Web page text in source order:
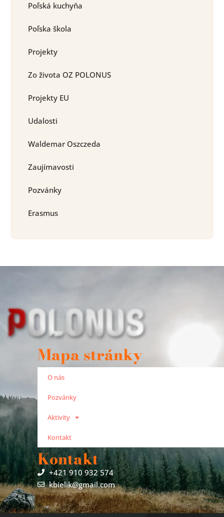
Poľská kuchyňa
Poľska škola
Projekty
Zo života OZ POLONUS
Projekty EU
Udalosti
Waldemar Oszczeda
Zaujímavosti
Pozvánky
Erasmus
Mapa stránky
O nás
Pozvánky
Aktivity
Kontakt
Kontakt
+421 910 932 574
kbielik@gmail.com